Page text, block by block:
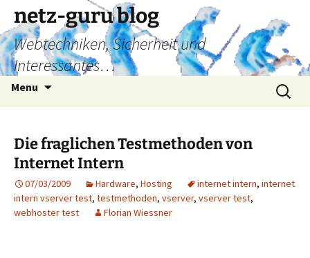
Skip
content
netz-guru blog
Webtechniken, Sicherheit und
Interessantes…
Menu
Search
for:
Die fraglichen Testmethoden von
Internet Intern
07/03/2009 Hardware, Hosting internet intern, internet
intern vserver test, testmethoden, vserver, vserver test,
webhoster test
Florian Wiessner